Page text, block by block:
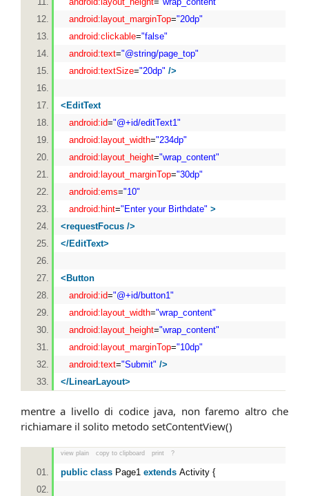
android:layout_marginTop="20dp"
android:clickable="false"
android:text="@string/page_top"
android:textSize="20dp" />
< EditText
android:id="@+id/editText1"
android:layout_width="234dp"
android:layout_height="wrap_content"
android:layout_marginTop="30dp"
android:ems="10"
android:hint="Enter your Birthdate" >
<requestFocus />
</EditText>
< Button
android:id="@+id/button1"
android:layout_width="wrap_content"
android:layout_height="wrap_content"
android:layout_marginTop="10dp"
android:text="Submit" />
</LinearLayout>
mentre a livello di codice java, non faremo altro che
richiamare il solito metodo setContentView()
view plain copy to clipboard print ?
public class Page1 extends Activity {